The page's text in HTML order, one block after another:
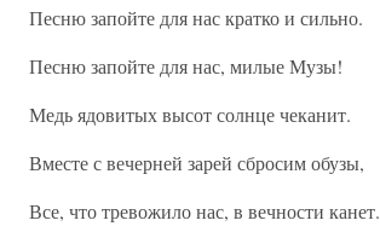
Песню запойте для нас кратко и сильно.
Песню запойте для нас, милые Музы!
Медь ядовитых высот солнце чеканит.
Вместе с вечерней зарей сбросим обузы,
Все, что тревожило нас, в вечности канет.